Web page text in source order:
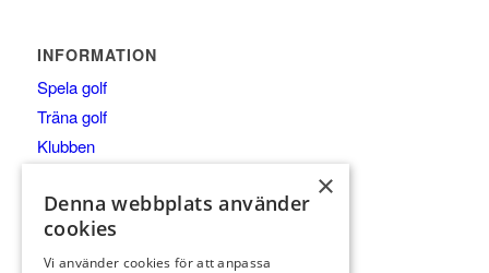
INFORMATION
Spela golf
Träna golf
Klubben
Anläggningen
Besök
×
Denna webbplats använder
cookies
Vi använder cookies för att anpassa